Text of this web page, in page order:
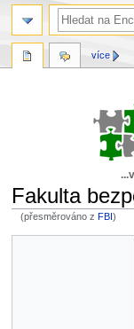
Fakulta
(přesměrováno z FBI)
více